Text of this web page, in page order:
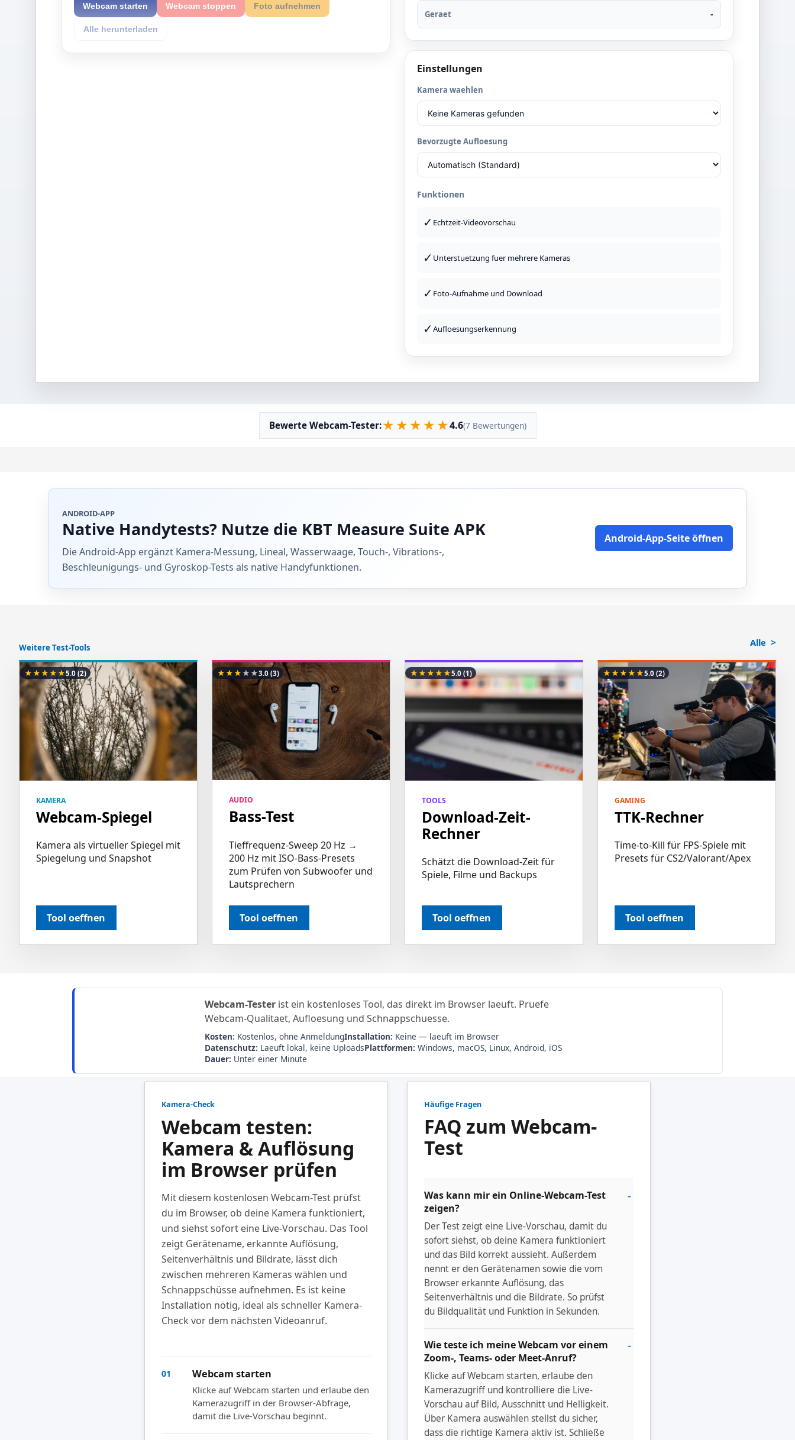
Webcam starten Webcam stoppen Foto aufnehmen
Alle herunterladen
Geraet -
Einstellungen
Kamera waehlen
Bevorzugte Aufloesung
Funktionen
✓ Echtzeit-Videovorschau
✓ Unterstuetzung fuer mehrere Kameras
✓ Foto-Aufnahme und Download
✓Aufloesungserkennung
Bewerte Webcam-Tester:★ ★ ★ ★ ★4.6(7 Bewertungen)
ANDROID-APP
Native Handytests? Nutze die KBT Measure Suite APK
Die Android-App ergänzt Kamera-Messung, Lineal, Wasserwaage, Touch-, Vibrations-,
Beschleunigungs- und Gyroskop-Tests als native Handyfunktionen.
Android-App-Seite öffnen
Weitere Test-Tools Alle
★★★★★5.0(2)
KAMERA
Webcam-Spiegel
Kamera als virtueller Spiegel mit
Spiegelung und Snapshot
Tool oeffnen
★★★★★3.0(3)
AUDIO
Bass-Test
Tieffrequenz-Sweep 20 Hz →
200 Hz mit ISO-Bass-Presets
zum Prüfen von Subwoofer und
Lautsprechern
Tool oeffnen
★★★★★5.0(1)
TOOLS
Download-Zeit-
Rechner
Schätzt die Download-Zeit für
Spiele, Filme und Backups
Tool oeffnen
★★★★★5.0(2)
GAMING
TTK-Rechner
Time-to-Kill für FPS-Spiele mit
Presets für CS2/Valorant/Apex
Tool oeffnen
Webcam-Tester ist ein kostenloses Tool, das direkt im Browser laeuft. Pruefe
Webcam-Qualitaet, Aufloesung und Schnappschuesse.
Kosten: Kostenlos, ohne AnmeldungInstallation: Keine — laeuft im Browser
Datenschutz: Laeuft lokal, keine UploadsPlattformen: Windows, macOS, Linux, Android, iOS
Dauer: Unter einer Minute
Kamera-Check
Webcam testen:
Kamera & Auflösung
im Browser prüfen
Mit diesem kostenlosen Webcam-Test prüfst
du im Browser, ob deine Kamera funktioniert,
und siehst sofort eine Live-Vorschau. Das Tool
zeigt Gerätename, erkannte Auflösung,
Seitenverhältnis und Bildrate, lässt dich
zwischen mehreren Kameras wählen und
Schnappschüsse aufnehmen. Es ist keine
Installation nötig, ideal als schneller Kamera-
Check vor dem nächsten Videoanruf.
01 Webcam starten
Klicke auf Webcam starten und erlaube den
Kamerazugriff in der Browser-Abfrage,
damit die Live-Vorschau beginnt.
Häufige Fragen
FAQ zum Webcam-
Test
Was kann mir ein Online-Webcam-Test
zeigen?
Der Test zeigt eine Live-Vorschau, damit du
sofort siehst, ob deine Kamera funktioniert
und das Bild korrekt aussieht. Außerdem
nennt er den Gerätenamen sowie die vom
Browser erkannte Auflösung, das
Seitenverhältnis und die Bildrate. So prüfst
du Bildqualität und Funktion in Sekunden.
Wie teste ich meine Webcam vor einem
Zoom-, Teams- oder Meet-Anruf?
Klicke auf Webcam starten, erlaube den
Kamerazugriff und kontrolliere die Live-
Vorschau auf Bild, Ausschnitt und Helligkeit.
Über Kamera auswählen stellst du sicher,
dass die richtige Kamera aktiv ist. Schließe